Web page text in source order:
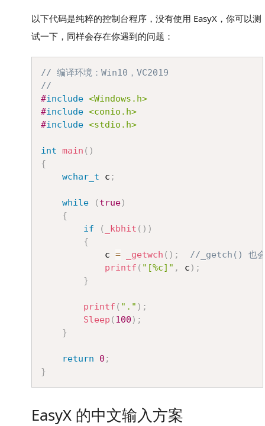
以下代码是纯粹的控制台程序，没有使用 EasyX，你可以测
试一下，同样会存在你遇到的问题：
// 编译环境：Win10，VC2019
//
#include <Windows.h>
#include <conio.h>
#include <stdio.h>
int main ( )
{
wchar_t c ;
while ( true)
{
if
( _kbhit ( ) )
{
			c
= _getwch ( ) ;
//_getch() 也会
printf ( "[%c]" , c ) ;
}
printf ( "." ) ;
Sleep ( 100 ) ;
}
return 0 ;
}
EasyX 的中文输入方案